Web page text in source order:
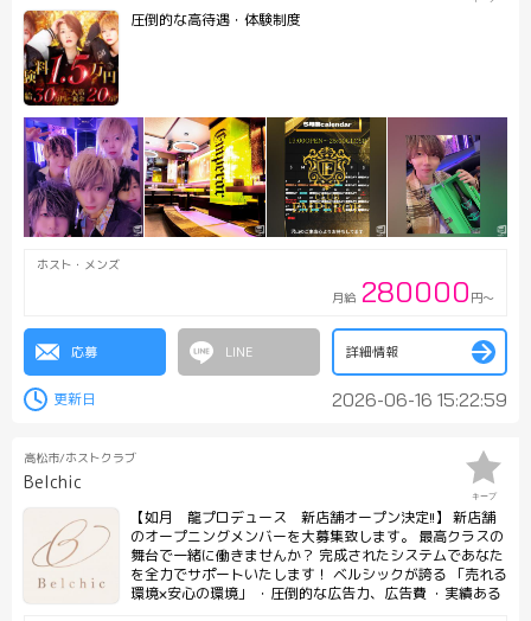
圧倒的な高待遇・体験制度
ホスト・メンズ
月給 280000 円～
応募 詳細情報
2026-06-16 15:22:59
高松市/ホストクラブ
Belchic
キープ
【如月 龍プロデュース 新店舗オープン決定!!】 新店舗
のオープニングメンバーを大募集致します。 最高クラスの
舞台で一緒に働きませんか？ 完成されたシステムであなた
を全力でサポートいたします！ ベルシックが誇る 「売れる
環境×安心の環境」 ・圧倒的な広告力、広告費 ・実績ある